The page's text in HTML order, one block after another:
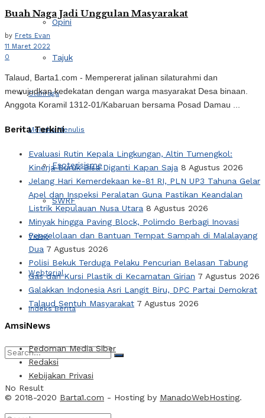
Opini
Tajuk
Olahraga
Mereka Menulis
Esoterisisme
SWRF
Video
Webtorial
Indeks Berita
No Result
Buah Naga Jadi Unggulan Masyarakat
by Frets Evan
11 Maret 2022
0
Talaud, Barta1.com - Mempererat jalinan silaturahmi dan
mewujudkan kedekatan dengan warga masyarakat Desa binaan.
Anggota Koramil 1312-01/Kabaruan bersama Posad Damau ...
Berita Terkini
Evaluasi Rutin Kepala Lingkungan, Altin Tumengkol:
Kinerja Buruk Bisa Diganti Kapan Saja 8 Agustus 2026
Jelang Hari Kemerdekaan ke-81 RI, PLN UP3 Tahuna Gelar
Apel dan Inspeksi Peralatan Guna Pastikan Keandalan
Listrik Kepulauan Nusa Utara 8 Agustus 2026
Minyak hingga Paving Block, Polimdo Berbagi Inovasi
Pengelolaan dan Bantuan Tempat Sampah di Malalayang
Dua 7 Agustus 2026
Polisi Bekuk Terduga Pelaku Pencurian Belasan Tabung
Gas dan Kursi Plastik di Kecamatan Girian 7 Agustus 2026
Galakkan Indonesia Asri Langit Biru, DPC Partai Demokrat
Talaud Sentuh Masyarakat 7 Agustus 2026
AmsiNews
Pedoman Media Siber
Redaksi
Kebijakan Privasi
© 2018-2020 Barta1.com - Hosting by ManadoWebHosting.